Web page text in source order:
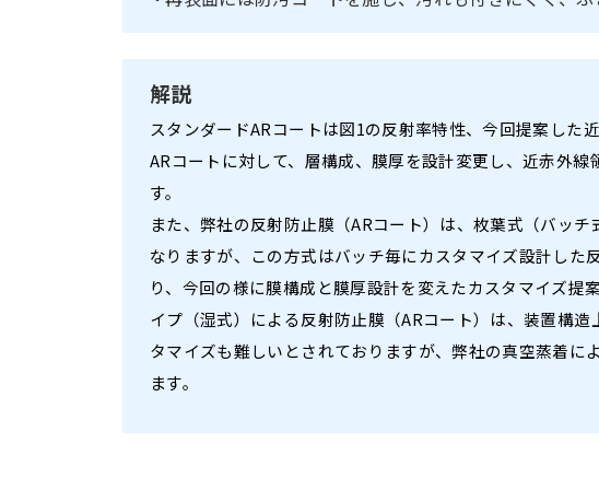
解説
スタンダードARコートは図1の反射率特性、今回提案した
ARコートに対して、層構成、膜厚を設計変更し、近赤外
す。
また、弊社の反射防止膜（ARコート）は、枚葉式（バッ
なりますが、この方式はバッチ毎にカスタマイズ設計した
り、今回の様に膜構成と膜厚設計を変えたカスタマイズ
イプ（湿式）による反射防止膜（ARコート）は、装置構
タマイズも難しいとされておりますが、弊社の真空蒸着に
ます。